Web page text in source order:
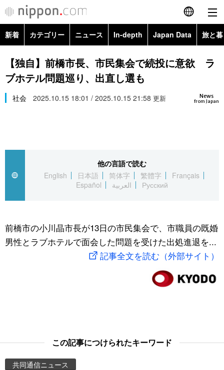
English
简体字
Русский
カテゴリー
経済・ビジネス
国際
文化
トップ
アーカイブ
In-depth
Japan Data
動画/Live
新着 カテゴリー ニュース In-depth Japan Data 旅と
政治・外交
経済・ビジネス
スポーツ・東京2020
Topics
【独自】前橋市長、市民集会で続投に意欲 ラ
ブホテル問題巡り、出直し選も
News
from Japan
社会 2025.10.15 18:01 / 2025.10.15 21:58 更新
他の言語で読む
English
日本語 简体字 繁體字
Français
Español
العربية Русский
前橋市の小川晶市長が13日の市民集会で、市職員の既婚
男性とラブホテルで面会した問題を受けた出処進退を...
記事全文を読む（外部サイト）
この記事につけられたキーワード
共同通信ニュース